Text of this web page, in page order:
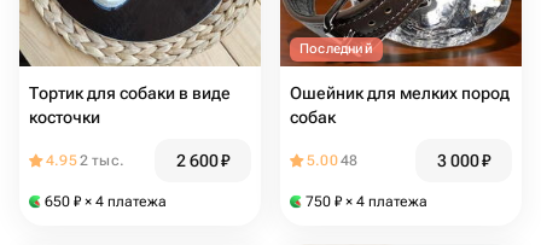
Тортик для собаки в виде
косточки
4.952 тыс. 2 600₽
650 ₽ × 4 платежа
Последний
Ошейник для мелких пород
собак
5.0048 3 000₽
750 ₽ × 4 платежа